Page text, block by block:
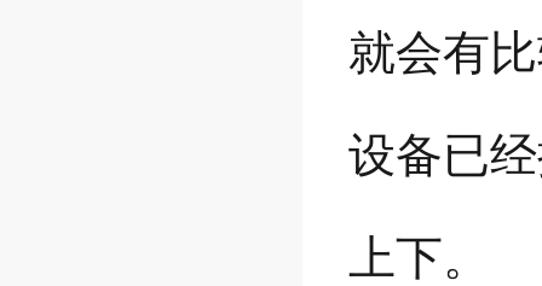
就会有
设备已
上下。